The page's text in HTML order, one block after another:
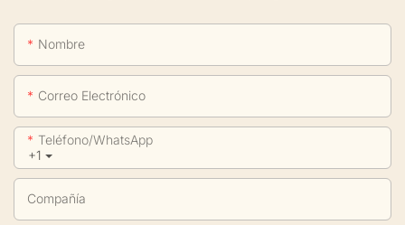
Nombre
Correo Electrónico
+1
Teléfono/WhatsApp
Compañía